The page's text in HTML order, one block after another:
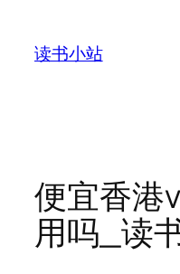
读书小站
便宜香港
用吗_读